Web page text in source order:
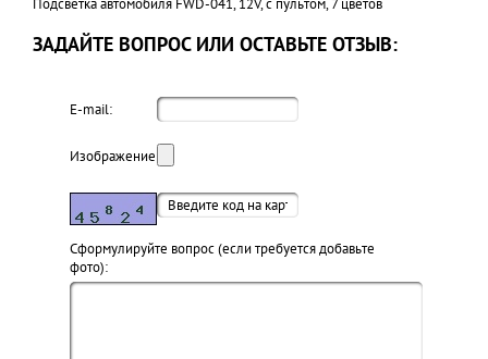
Подсветка автомобиля FWD-041, 12V, с пультом, 7 цветов
ЗАДАЙТЕ ВОПРОС ИЛИ ОСТАВЬТЕ ОТЗЫВ:
E-mail:
Изображение:
Cформулируйте вопрос (если требуется добавьте
фото):